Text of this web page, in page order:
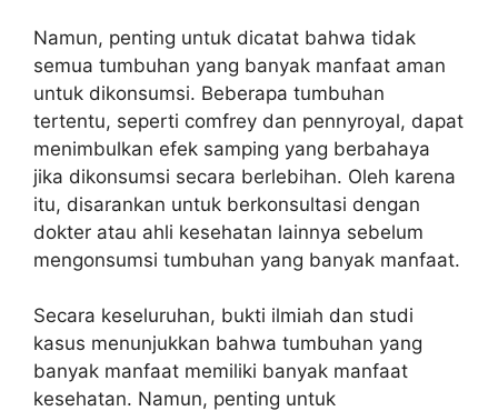
Namun, penting untuk dicatat bahwa tidak
semua tumbuhan yang banyak manfaat aman
untuk dikonsumsi. Beberapa tumbuhan
tertentu, seperti comfrey dan pennyroyal, dapat
menimbulkan efek samping yang berbahaya
jika dikonsumsi secara berlebihan. Oleh karena
itu, disarankan untuk berkonsultasi dengan
dokter atau ahli kesehatan lainnya sebelum
mengonsumsi tumbuhan yang banyak manfaat.
Secara keseluruhan, bukti ilmiah dan studi
kasus menunjukkan bahwa tumbuhan yang
banyak manfaat memiliki banyak manfaat
kesehatan. Namun, penting untuk